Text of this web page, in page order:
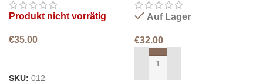
Produkt nicht vorrätig
€35.00
SKU: 012
Auf Lager
€32.00